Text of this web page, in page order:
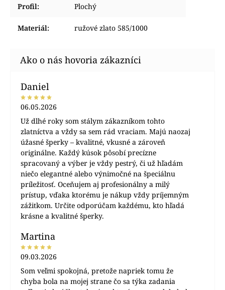
Profil: Plochý
Materiál: ružové zlato 585/1000
Daniel
06.05.2026
Už dlhé roky som stálym zákazníkom tohto
zlatníctva a vždy sa sem rád vraciam. Majú naozaj
úžasné šperky – kvalitné, vkusné a zároveň
originálne. Každý kúsok pôsobí precízne
spracovaný a výber je vždy pestrý, či už hľadám
niečo elegantné alebo výnimočné na špeciálnu
príležitosť. Oceňujem aj profesionálny a milý
prístup, vďaka ktorému je nákup vždy príjemným
zážitkom. Určite odporúčam každému, kto hľadá
krásne a kvalitné šperky.
Martina
09.03.2026
Som veľmi spokojná, pretože napriek tomu že
chyba bola na mojej strane čo sa týka zadania